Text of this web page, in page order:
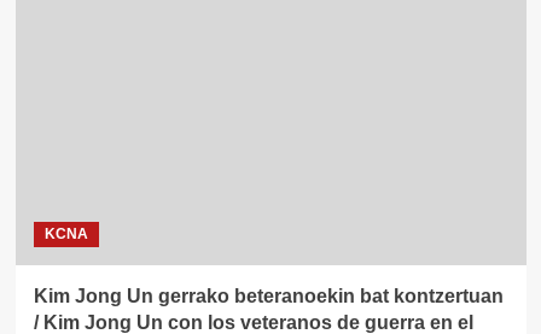
KCNA
Kim Jong Un gerrako beteranoekin bat kontzertuan
/ Kim Jong Un con los veteranos de guerra en el